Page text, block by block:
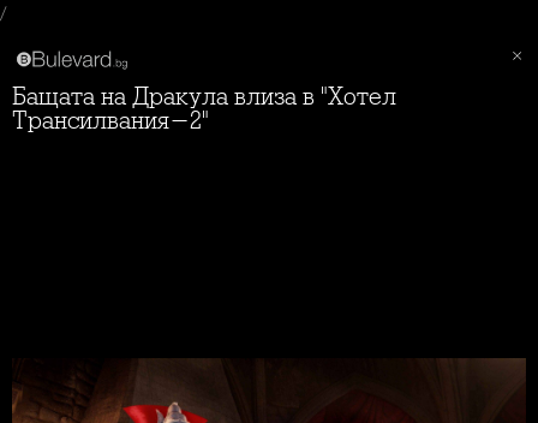
/
Бащата на Дракула влиза в "Хотел
Трансилвания-2"